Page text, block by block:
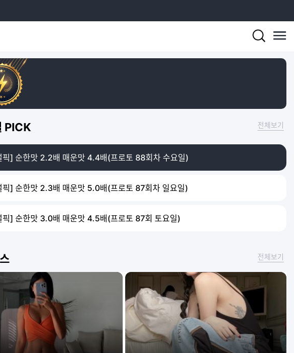
PICK 전체보기
픽] 순한맛 2.2배 매운맛 4.4배(프로토 88회차 수요일)
픽] 순한맛 2.3배 매운맛 5.0배(프로토 87회차 일요일)
픽] 순한맛 3.0배 매운맛 4.5배(프로토 87회 토요일)
전체보기